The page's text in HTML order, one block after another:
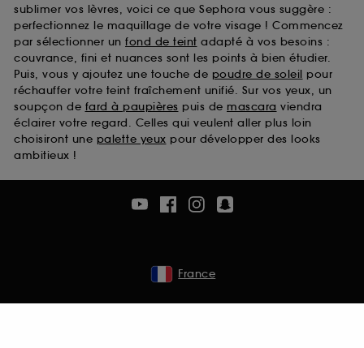
sublimer vos lèvres, voici ce que Sephora vous suggère :
perfectionnez le maquillage de votre visage ! Commencez
par sélectionner un fond de teint adapté à vos besoins :
couvrance, fini et nuances sont les points à bien étudier.
Puis, vous y ajoutez une touche de poudre de soleil pour
réchauffer votre teint fraîchement unifié. Sur vos yeux, un
soupçon de fard à paupières puis de mascara viendra
éclairer votre regard. Celles qui veulent aller plus loin
choisiront une palette yeux pour développer des looks
ambitieux !
France